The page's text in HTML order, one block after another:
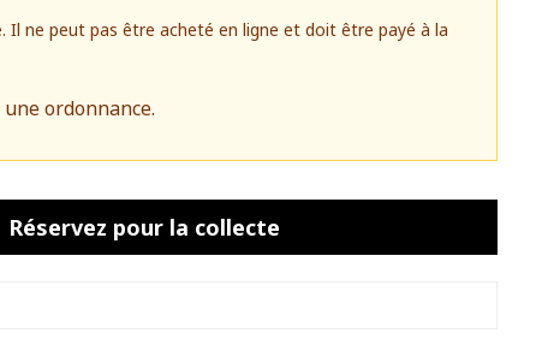
Il ne peut pas être acheté en ligne et doit être payé à la
ordonnance.
Réservez pour la collecte